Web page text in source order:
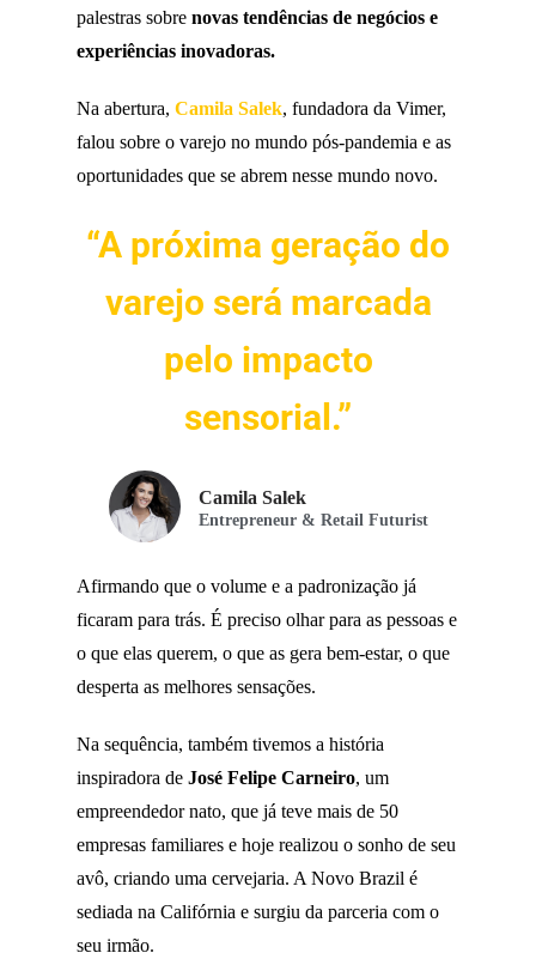
palestras sobre novas tendências de negócios e
experiências inovadoras.
Na abertura, Camila Salek, fundadora da Vimer,
falou sobre o varejo no mundo pós-pandemia e as
oportunidades que se abrem nesse mundo novo.
“A próxima geração do
varejo será marcada
pelo impacto
sensorial.”
Camila Salek
Entrepreneur & Retail Futurist
Afirmando que o volume e a padronização já
ficaram para trás. É preciso olhar para as pessoas e
o que elas querem, o que as gera bem-estar, o que
desperta as melhores sensações.
Na sequência, também tivemos a história
inspiradora de José Felipe Carneiro, um
empreendedor nato, que já teve mais de 50
empresas familiares e hoje realizou o sonho de seu
avô, criando uma cervejaria. A Novo Brazil é
sediada na Califórnia e surgiu da parceria com o
seu irmão.